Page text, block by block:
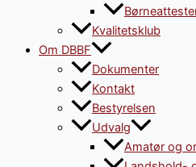
Kvalitetsklub
Om DBBF
Dokumenter
Kontakt
Bestyrelsen
Udvalg
Amatør og